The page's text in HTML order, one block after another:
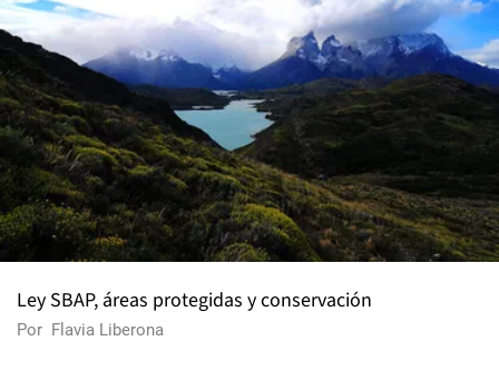
Ley SBAP, áreas protegidas y conservación
Por Flavia Liberona